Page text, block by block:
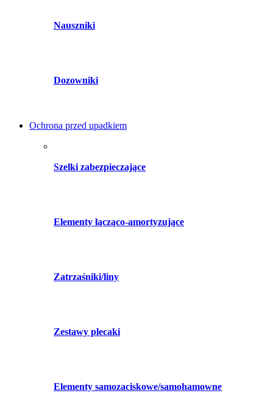
Nauszniki
Dozowniki
Ochrona przed upadkiem
Szelki zabezpieczające
Elementy łącząco-amortyzujące
Zatrzaśniki/liny
Zestawy plecaki
Elementy samozaciskowe/samohamowne